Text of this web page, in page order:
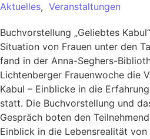
Aktuelles, Veranstaltungen
Buchvorstellung „Geliebtes
Situation von Frauen unter den
fand in der Anna-Seghers-
Lichtenberger Frauenwoche die
Kabul – Einblicke in die
statt. Die Buchvorstellung und
Gespräch boten den
Einblick in die Lebensrealität von